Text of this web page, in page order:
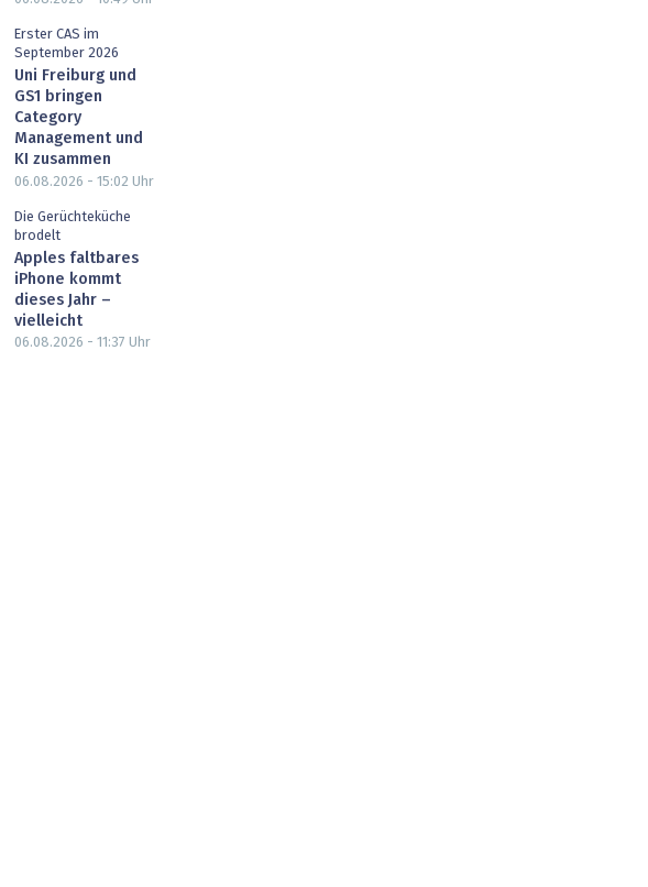
Erster CAS im
September 2026
Uni Freiburg und
GS1 bringen
Category
Management und
KI zusammen
06.08.2026 - 15:02 Uhr
Die Gerüchteküche
brodelt
Apples faltbares
iPhone kommt
dieses Jahr –
vielleicht
06.08.2026 - 11:37 Uhr